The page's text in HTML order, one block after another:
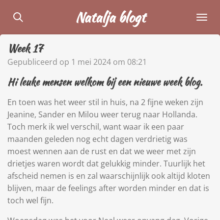
direct
naar
de
hoofdinhoud
Natalja blogt
Week 17
Gepubliceerd op 1 mei 2024 om 08:21
Hi leuke mensen welkom bij een nieuwe week blog.
En toen was het weer stil in huis, na 2 fijne weken zijn
Jeanine, Sander en Milou weer terug naar Hollanda.
Toch merk ik wel verschil, want waar ik een paar
maanden geleden nog echt dagen verdrietig was
moest wennen aan de rust en dat we weer met zijn
drietjes waren wordt dat gelukkig minder. Tuurlijk het
afscheid nemen is en zal waarschijnlijk ook altijd kloten
blijven, maar de feelings after worden minder en dat is
toch wel fijn.